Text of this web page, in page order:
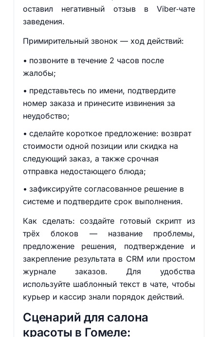
оставил негативный отзыв в Viber‑чате
заведения.
Примирительный звонок — ход действий:
позвоните в течение 2 часов после
жалобы;
представьтесь по имени, подтвердите
номер заказа и принесите извинения за
неудобство;
сделайте короткое предложение: возврат
стоимости одной позиции или скидка на
следующий заказ, а также срочная
отправка недостающего блюда;
зафиксируйте согласованное решение в
системе и подтвердите срок выполнения.
Как сделать: создайте готовый скрипт из
трёх блоков — название проблемы,
предложение решения, подтверждение и
закрепление результата в CRM или простом
журнале заказов. Для удобства
используйте шаблонный текст в чате, чтобы
курьер и кассир знали порядок действий.
Сценарий для салона
красоты в Гомеле: